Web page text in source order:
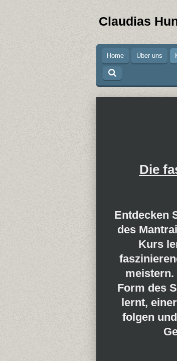
Claudias
Home Über uns
Die
Entdecken
des
Kurs
Form des
lernt,
folgen